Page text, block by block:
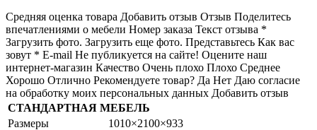
Средняя оценка товара Добавить отзыв Отзыв Поделитесь
впечатлениями о мебели Номер заказа Текст отзыва *
Загрузить фото. Загрузить еще фото. Представьтесь Как вас
зовут * E-mail Не публикуется на сайте! Оцените наш
интернет-магазин Качество Очень плохо Плохо Среднее
Хорошо Отлично Рекомендуете товар? Да Нет Даю согласие
на обработку моих персональных данных Добавить отзыв
СТАНДАРТНАЯ МЕБЕЛЬ
Размеры
1010×2100×933